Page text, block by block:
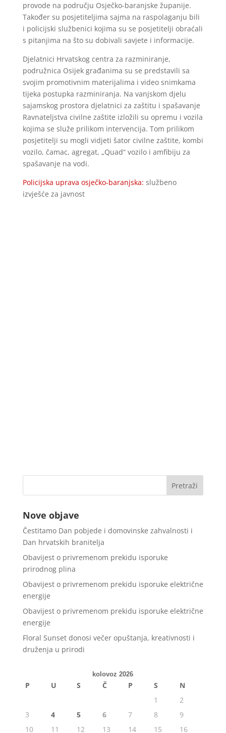
provode na području Osječko-baranjske županije.
Također su posjetiteljima sajma na raspolaganju bili
i policijski službenici kojima su se posjetitelji obraćali
s pitanjima na što su dobivali savjete i informacije.
Djelatnici Hrvatskog centra za razminiranje,
podružnica Osijek građanima su se predstavili sa
svojim promotivnim materijalima i video snimkama
tijeka postupka razminiranja. Na vanjskom djelu
sajamskog prostora djelatnici za zaštitu i spašavanje
Ravnateljstva civilne zaštite izložili su opremu i vozila
kojima se služe prilikom intervencija. Tom prilikom
posjetitelji su mogli vidjeti šator civilne zaštite, kombi
vozilo, čamac, agregat, „Quad“ vozilo i amfibiju za
spašavanje na vodi.
Policijska uprava osječko-baranjska: službeno
izvješće za javnost
Nove objave
Čestitamo Dan pobjede i domovinske zahvalnosti i
Dan hrvatskih branitelja
Obavijest o privremenom prekidu isporuke
prirodnog plina
Obavijest o privremenom prekidu isporuke električne
energije
Obavijest o privremenom prekidu isporuke električne
energije
Floral Sunset donosi večer opuštanja, kreativnosti i
druženja u prirodi
kolovoz 2026
P U S Č P S
N
1
2
3
4 5 6 7 8
9
10
11 12 13 14 15 16